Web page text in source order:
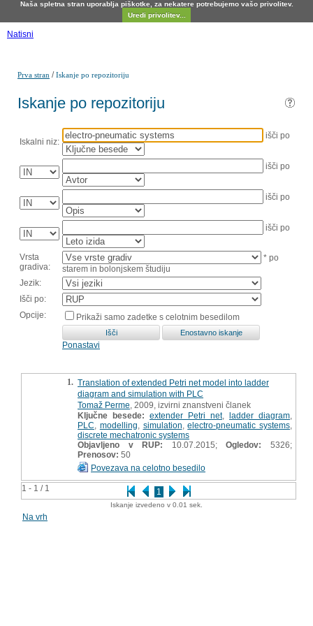
Naša spletna stran uporablja piškotke, za nekatere potrebujemo vašo privolitev.
Uredi privolitev...
Natisni
Prva stran /Iskanje po repozitoriju
Iskanje po repozitoriju
Iskalni niz:
išči po
išči po
išči po
išči po
Vrsta
gradiva:
* po
starem in bolonjskem študiju
Jezik:
Išči po:
Opcije:
Prikaži samo zadetke s celotnim besedilom
Ponastavi
1 - 1 / 1 1
1. Translation of extended Petri net model into ladder
diagram and simulation with PLC
Tomaž Perme , 2009, izvirni znanstveni članek
Ključne besede: extender Petri net, ladder diagram
PLC
modelling simulation ,electro-pneumatic systems
discrete mechatronic systems
Objavljeno v RUP: 10.07.2015;Ogledov:
5326;
Prenosov: 50
Povezava na celotno besedilo
Iskanje izvedeno v 0.01 sek.
Na vrh